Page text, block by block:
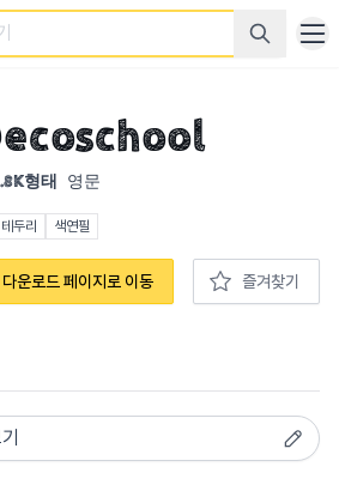
형태 영문
테두리 색연필
다운로드 페이지로 이동 즐겨찾기